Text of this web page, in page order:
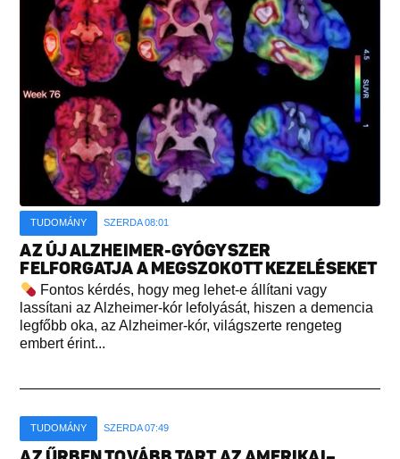
TUDOMÁNY SZERDA 08:01
AZ ÚJ ALZHEIMER-GYÓGYSZER
FELFORGATJA A MEGSZOKOTT KEZELÉSEKET
Fontos kérdés, hogy meg lehet-e állítani vagy
lassítani az Alzheimer-kór lefolyását, hiszen a demencia
legfőbb oka, az Alzheimer-kór, világszerte rengeteg
embert érint...
TUDOMÁNY SZERDA 07:49